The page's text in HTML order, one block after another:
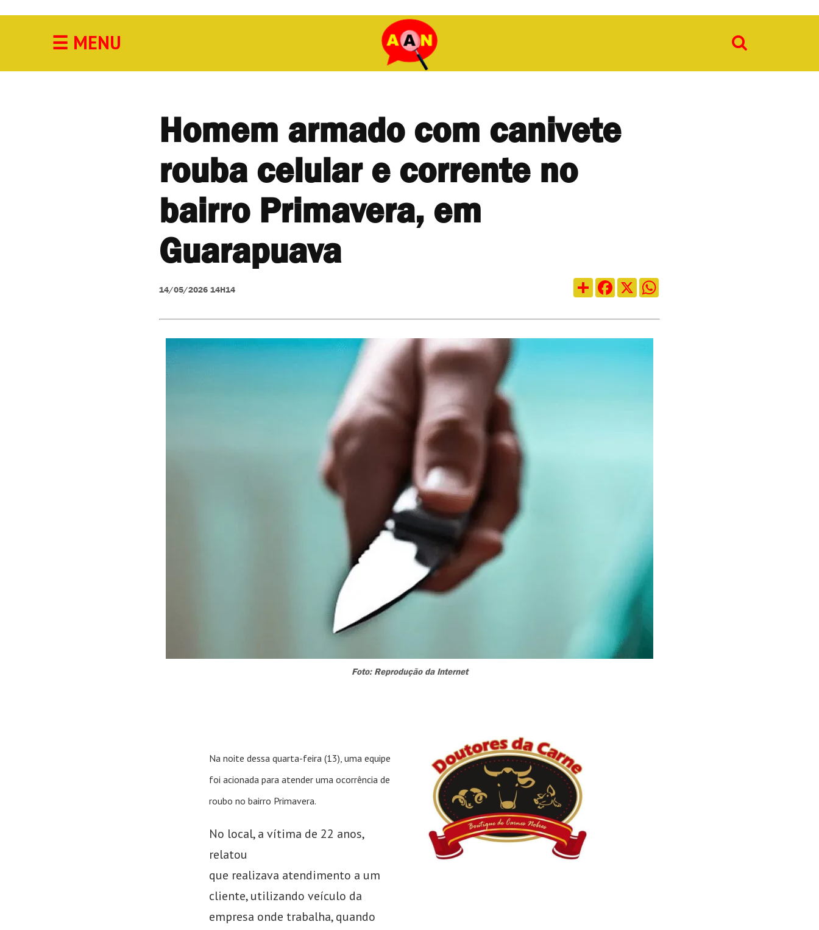
Acidente
☰ MENU
Homem armado com canivete
rouba celular e corrente no
bairro Primavera, em
Guarapuava
14/05/2026 14H14
CompartilharFacebook
Foto: Reprodução da Internet
Na noite dessa quarta-feira (13), uma equipe
foi acionada para atender uma ocorrência de
roubo no bairro Primavera.
No local, a vítima de 22 anos,
relatou
que realizava atendimento a um
cliente, utilizando veículo da
empresa onde trabalha, quando